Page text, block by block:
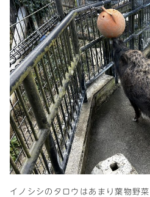
イノシシのタロウはあまり葉物野